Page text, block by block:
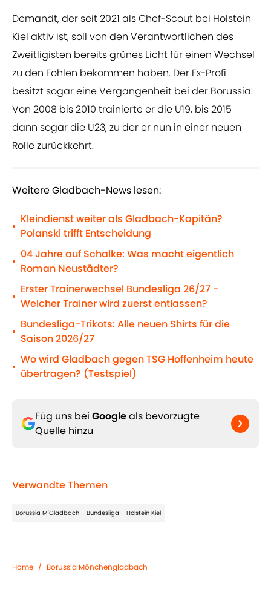
Demandt, der seit 2021 als Chef-Scout bei Holstein
Kiel aktiv ist, soll von den Verantwortlichen des
Zweitligisten bereits grünes Licht für einen Wechsel
zu den Fohlen bekommen haben. Der Ex-Profi
besitzt sogar eine Vergangenheit bei der Borussia:
Von 2008 bis 2010 trainierte er die U19, bis 2015
dann sogar die U23, zu der er nun in einer neuen
Rolle zurückkehrt.
Weitere Gladbach-News lesen:
•
Kleindienst weiter als Gladbach-Kapitän?
Polanski trifft Entscheidung
•
04 Jahre auf Schalke: Was macht eigentlich
Roman Neustädter?
•
Erster Trainerwechsel Bundesliga 26/27 -
Welcher Trainer wird zuerst entlassen?
•
Bundesliga-Trikots: Alle neuen Shirts für die
Saison 2026/27
•
Wo wird Gladbach gegen TSG Hoffenheim heute
übertragen? (Testspiel)
Füg uns bei Googleals bevorzugte
Quelle hinzu
Verwandte Themen
Borussia M'Gladbach Bundesliga Holstein Kiel
Home / Borussia Mönchengladbach